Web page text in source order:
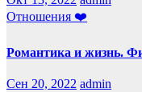
Отношения ❤️
Романтика и жизнь.
Сен 20, 2022 admin